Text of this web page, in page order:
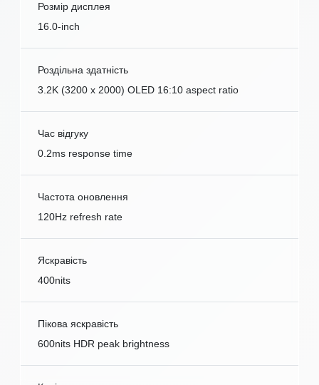
Розмір дисплея
16.0-inch
Роздільна здатність
3.2K (3200 x 2000) OLED 16:10 aspect ratio
Час відгуку
0.2ms response time
Частота оновлення
120Hz refresh rate
Яскравість
400nits
Пікова яскравість
600nits HDR peak brightness